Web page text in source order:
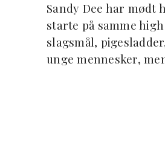
Sandy Dee har
starte på samme
slagsmål,
unge mennesker,